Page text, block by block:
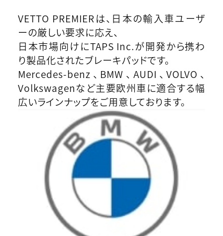
VETTO PREMIERは、日本の輸入車ユーザ
ーの厳しい要求に応え、
日本市場向けにTAPS Inc.が開発から携わ
り製品化されたブレーキパッドです。
Mercedes-benz、BMW、AUDI、VOLVO、
Volkswagenなど主要欧州車に適合する幅
広いラインナップをご用意しております。